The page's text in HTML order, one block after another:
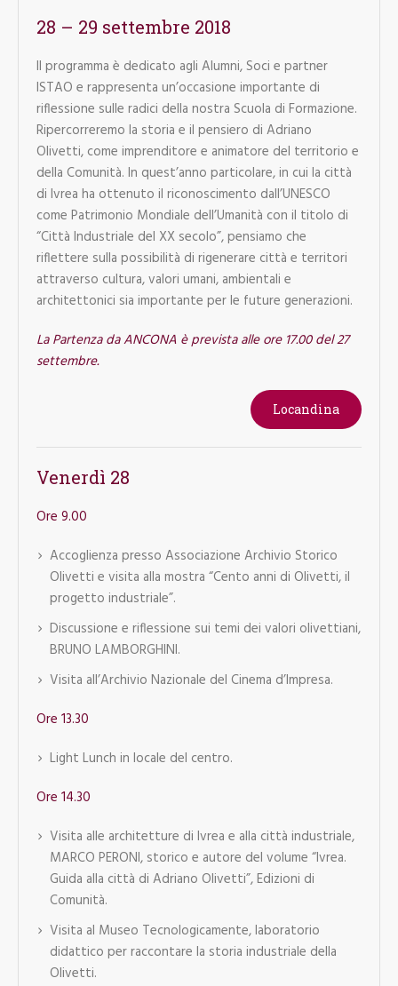
28 – 29 settembre 2018
Il programma è dedicato agli Alumni, Soci e partner
ISTAO e rappresenta un’occasione importante di
riflessione sulle radici della nostra Scuola di Formazione.
Ripercorreremo la storia e il pensiero di Adriano
Olivetti, come imprenditore e animatore del territorio e
della Comunità. In quest’anno particolare, in cui la città
di Ivrea ha ottenuto il riconoscimento dall’UNESCO
come Patrimonio Mondiale dell’Umanità con il titolo di
“Città Industriale del XX secolo”, pensiamo che
riflettere sulla possibilità di rigenerare città e territori
attraverso cultura, valori umani, ambientali e
architettonici sia importante per le future generazioni.
La Partenza da ANCONA è prevista alle ore 17.00 del 27
settembre.
Locandina
Venerdì 28
Ore 9.00
Accoglienza presso Associazione Archivio Storico
Olivetti e visita alla mostra “Cento anni di Olivetti, il
progetto industriale”.
Discussione e riflessione sui temi dei valori olivettiani,
BRUNO LAMBORGHINI.
Visita all’Archivio Nazionale del Cinema d’Impresa.
Ore 13.30
Light Lunch in locale del centro.
Ore 14.30
Visita alle architetture di Ivrea e alla città industriale,
MARCO PERONI, storico e autore del volume “Ivrea.
Guida alla città di Adriano Olivetti”, Edizioni di
Comunità.
Visita al Museo Tecnologicamente, laboratorio
didattico per raccontare la storia industriale della
Olivetti.